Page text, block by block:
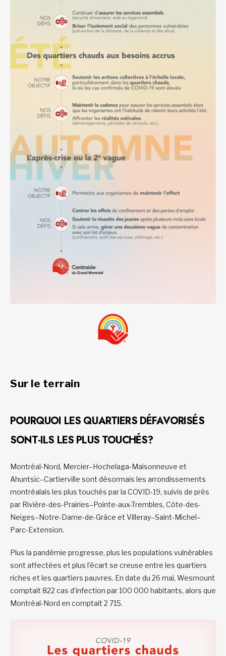
Sur le terrain
POURQUOI LES QUARTIERS DÉFAVORISÉS
SONT-ILS LES PLUS TOUCHÉS?
Montréal-Nord, Mercier–Hochelaga-Maisonneuve et
Ahuntsic–Cartierville sont désormais les arrondissements
montréalais les plus touchés par la COVID-19, suivis de près
par Rivière-des-Prairies–Pointe-aux-Trembles, Côte-des-
Neiges–Notre-Dame-de-Grâce et Villeray–Saint-Michel–
Parc-Extension.
Plus la pandémie progresse, plus les populations vulnérables
sont affectées et plus l’écart se creuse entre les quartiers
riches et les quartiers pauvres. En date du 26 mai, Wesmount
comptait 822 cas d’infection par 100 000 habitants, alors que
Montréal-Nord en comptait 2 715.